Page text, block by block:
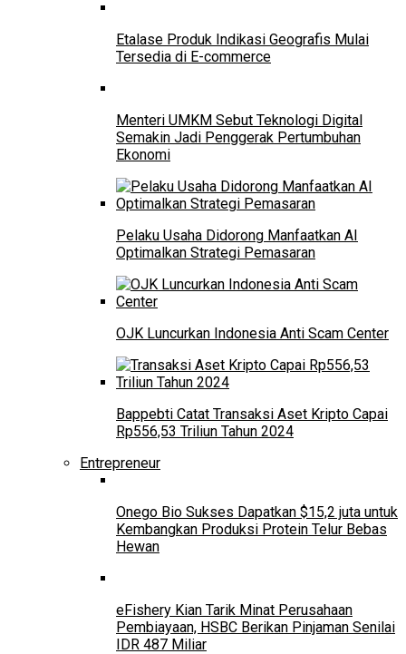
Etalase Produk Indikasi Geografis Mulai
Tersedia di E-commerce
Menteri UMKM Sebut Teknologi Digital
Semakin Jadi Penggerak Pertumbuhan
Ekonomi
Pelaku Usaha Didorong Manfaatkan AI
Optimalkan Strategi Pemasaran
OJK Luncurkan Indonesia Anti Scam Center
Bappebti Catat Transaksi Aset Kripto Capai
Rp556,53 Triliun Tahun 2024
Entrepreneur
Onego Bio Sukses Dapatkan $15,2 juta untuk
Kembangkan Produksi Protein Telur Bebas
Hewan
eFishery Kian Tarik Minat Perusahaan
Pembiayaan, HSBC Berikan Pinjaman Senilai
IDR 487 Miliar